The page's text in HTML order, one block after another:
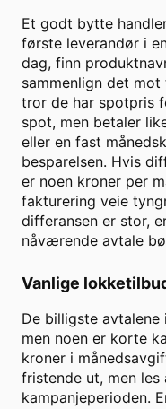
Et godt bytte
første leverandør i
dag, finn
sammenlign det
tror de har spotpris
spot, men betaler
eller en fast
besparelsen. Hvis
er noen kroner per
fakturering veie
differansen er stor,
nåværende avtale
Vanlige
De billigste
men noen er korte
kroner i
fristende ut, men
kampanjeperioden.